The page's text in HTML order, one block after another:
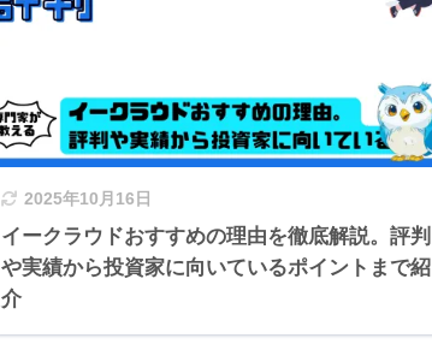
2025年10月16日
イークラウドおすすめの理由を徹底解説。評判
や実績から投資家に向いているポイントまで紹
介